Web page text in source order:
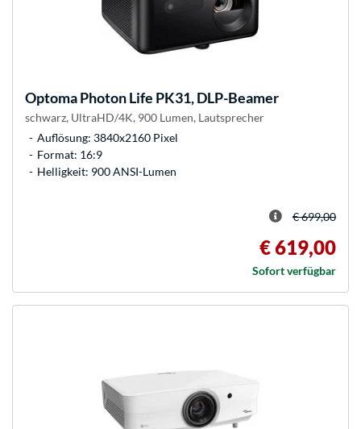
OptomaPhoton Life PK31, DLP-Beamer
schwarz, UltraHD/4K, 900 Lumen, Lautsprecher
Auflösung: 3840x2160 Pixel
Format: 16:9
Helligkeit: 900 ANSI-Lumen
€ 699,00
€ 619,00
Sofort verfügbar